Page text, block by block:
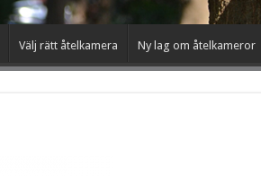
Välj rätt åtelkamera Ny lag om åtelkameror